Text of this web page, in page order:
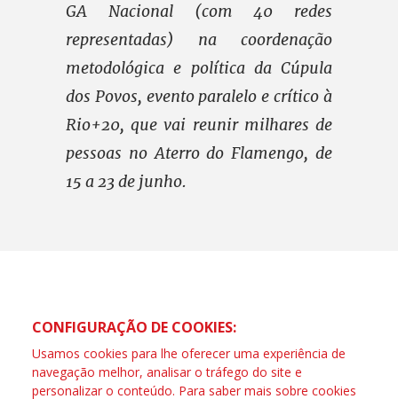
GA Nacional (com 40 redes
representadas) na coordenação
metodológica e política da Cúpula
dos Povos, evento paralelo e crítico à
Rio+20, que vai reunir milhares de
pessoas no Aterro do Flamengo, de
15 a 23 de junho.
CONFIGURAÇÃO DE COOKIES:
Usamos cookies para lhe oferecer uma experiência de
navegação melhor, analisar o tráfego do site e
personalizar o conteúdo. Para saber mais sobre cookies